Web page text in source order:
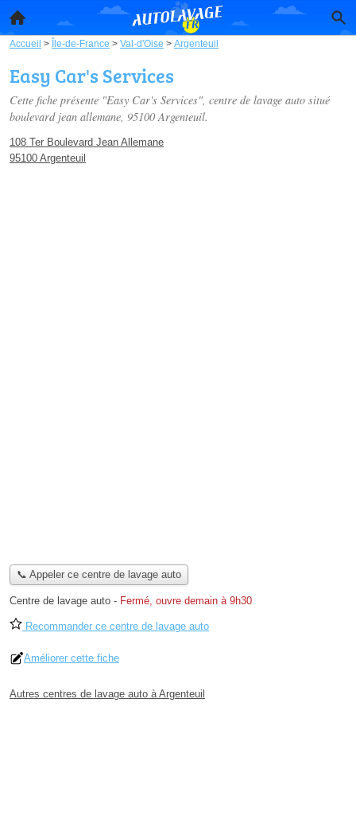
Accueil > Île-de-France > Val-d'Oise > Argenteuil
Easy Car's Services
Cette fiche présente "Easy Car's Services", centre de lavage auto situé
boulevard jean allemane, 95100 Argenteuil.
108 Ter Boulevard Jean Allemane
95100 Argenteuil
📞 Appeler ce centre de lavage auto
Centre de lavage auto - Fermé, ouvre demain à 9h30
Recommander ce centre de lavage auto
Améliorer cette fiche
Autres centres de lavage auto à Argenteuil